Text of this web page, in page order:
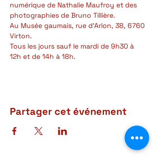
numérique de Nathalie Maufroy et des
photographies de Bruno Tillière.
Au Musée gaumais, rue d'Arlon, 38, 6760
Virton.
Tous les jours sauf le mardi de 9h30 à
12h et de 14h à 18h.
Partager cet événement